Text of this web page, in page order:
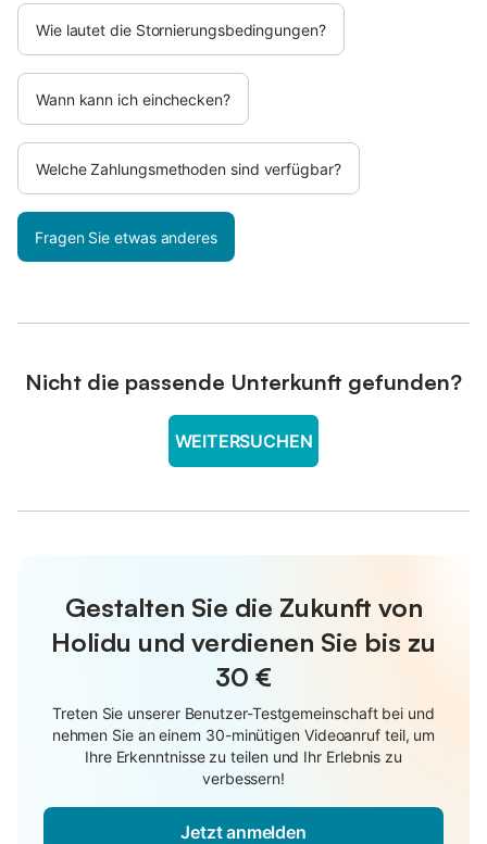
Wie lautet die Stornierungsbedingungen?
Wann kann ich einchecken?
Welche Zahlungsmethoden sind verfügbar?
Fragen Sie etwas anderes
Nicht die passende Unterkunft gefunden?
WEITERSUCHEN
Gestalten Sie die Zukunft von
Holidu und verdienen Sie bis zu
30 €
Treten Sie unserer Benutzer-Testgemeinschaft bei und
nehmen Sie an einem 30-minütigen Videoanruf teil, um
Ihre Erkenntnisse zu teilen und Ihr Erlebnis zu
verbessern!
Jetzt anmelden